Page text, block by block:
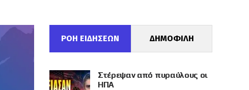
ΡΟΗ ΕΙΔΗΣΕΩΝ ΔΗΜΟΦΙΛΗ
Στέρεψαν από πυραύλους οι
ΗΠΑ